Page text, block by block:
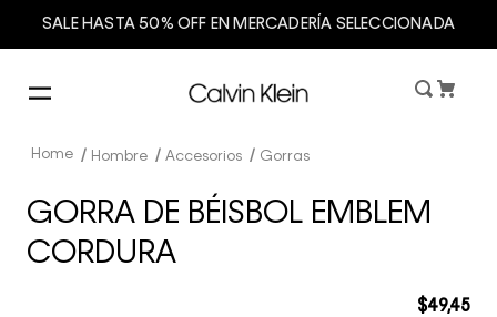
SALE HASTA 50% OFF EN MERCADERÍA SELECCIONADA
Hombre Accesorios Gorras
GORRA DE BÉISBOL EMBLEM
CORDURA
$49,45